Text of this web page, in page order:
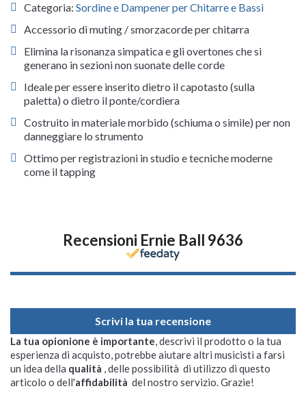
Categoria: Sordine e Dampener per Chitarre e Bassi
Accessorio di muting / smorzacorde per chitarra
Elimina la risonanza simpatica e gli overtones che si
generano in sezioni non suonate delle corde
Ideale per essere inserito dietro il capotasto (sulla
paletta) o dietro il ponte/cordiera
Costruito in materiale morbido (schiuma o simile) per non
danneggiare lo strumento
Ottimo per registrazioni in studio e tecniche moderne
come il tapping
Recensioni Ernie Ball 9636
Scrivi la tua recensione
La tua opionione è importante, descrivi il prodotto o la tua
esperienza di acquisto, potrebbe aiutare altri musicisti a farsi
un idea della qualità , delle possibilità di utilizzo di questo
articolo o dell'affidabilità del nostro servizio. Grazie!